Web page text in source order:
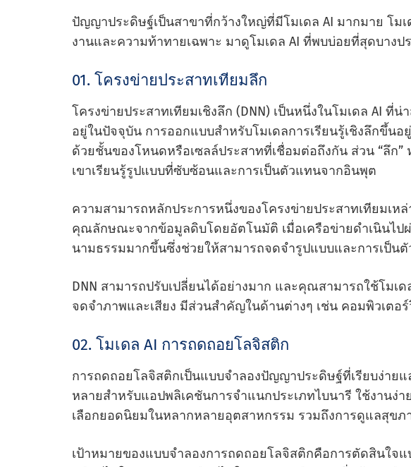
ปัญญาประดิษฐ์เป็นสาขาที่กว้างใหญ่ที่มีโมเดล AI มากมาย โม
งานและความท้าทายเฉพาะ มาดูโมเดล AI ที่พบบ่อยที่สุดบางป
01. โครงข่ายประสาทเทียมลึก
โครงข่ายประสาทเทียมเชิงลึก (DNN) เป็นหนึ่งในโมเดล AI ที่
อยู่ในปัจจุบัน การออกแบบสําหรับโมเดลการเรียนรู้เชิงลึกขึ้น
ด้วยชั้นของโหนดหรือเซลล์ประสาทที่เชื่อมต่อถึงกัน ส่วน “ลึก
เขาเรียนรู้รูปแบบที่ซับซ้อนและการเป็นตัวแทนจากอินพุต
ความสามารถหลักประการหนึ่งของโครงข่ายประสาทเทียมเห
คุณลักษณะจากข้อมูลดิบโดยอัตโนมัติ เมื่อเครือข่ายดําเนินไป
นามธรรมมากขึ้นซึ่งช่วยให้สามารถจดจํารูปแบบและการเป็น
DNN สามารถปรับเปลี่ยนได้อย่างมาก และคุณสามารถใช้โมเด
จดจําภาพและเสียง มีส่วนสําคัญในด้านต่างๆ เช่น คอมพิวเตอ
02. โมเดล AI การถดถอยโลจิสติก
การถดถอยโลจิสติกเป็นแบบจําลองปัญญาประดิษฐ์ที่เรียบง่าย
หลายสําหรับแอปพลิเคชันการจําแนกประเภทไบนารี ใช้งานง่
เลือกยอดนิยมในหลากหลายอุตสาหกรรม รวมถึงการดูแลสุขภ
เป้าหมายของแบบจําลองการถดถอยโลจิสติกคือการตัดสินใจแ